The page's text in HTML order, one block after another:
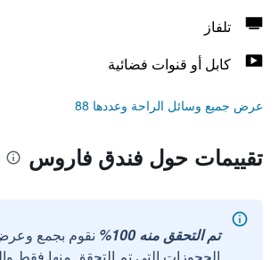
تلفاز
كابل أو قنوات فضائية
عرض جميع وسائل الراحة وعددها 88
تقييمات حول فندق فاروس
تم التحقق منه 100%
نقوم بجمع